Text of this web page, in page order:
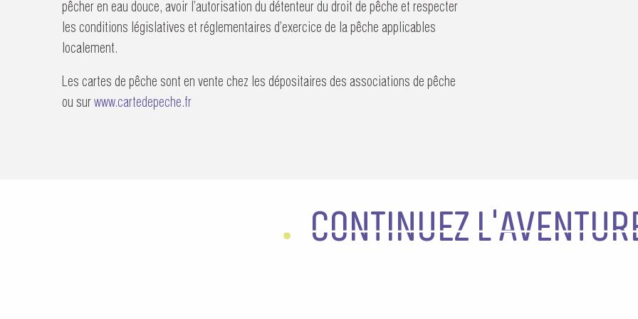
pêcher en eau douce, avoir l’autorisation du détenteur du droit de pêche et respecter
les conditions législatives et réglementaires d’exercice de la pêche applicables
localement.
Les cartes de pêche sont en vente chez les dépositaires des associations de pêche
ou surwww.cartedepeche.fr
CONTINUEZ